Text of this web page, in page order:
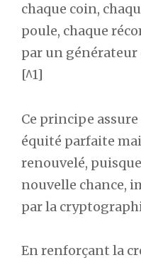
chaque coin,
poule, chaque
par un générateur
[^1]
Ce principe
équité parfaite
renouvelé,
nouvelle chance,
par la
En renforçant la